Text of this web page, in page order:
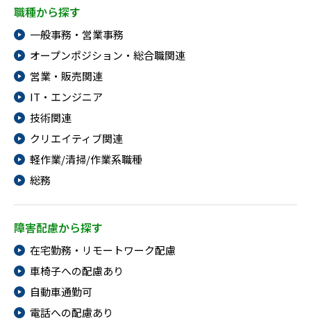
職種から探す
一般事務・営業事務
オープンポジション・総合職関連
営業・販売関連
IT・エンジニア
技術関連
クリエイティブ関連
軽作業/清掃/作業系職種
総務
障害配慮から探す
在宅勤務・リモートワーク配慮
車椅子への配慮あり
自動車通勤可
電話への配慮あり